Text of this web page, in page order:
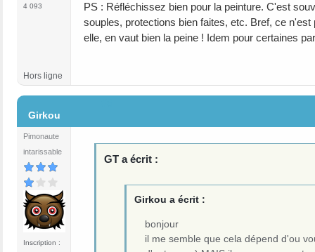
4 093
PS : Réfléchissez bien pour la peinture. C'est
souples, protections bien faites, etc. Bref, ce
elle, en vaut bien la peine ! Idem pour certaines
Hors ligne
Girkou
Pimonaute
intarissable
Inscription :
GT a écrit :
Girkou a écrit :
bonjour
il me semble que cela dépend d'ou